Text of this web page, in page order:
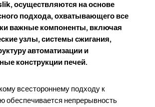
осуществляются на основе
подхода, охватывающего все
важные компоненты, включая
узлы, системы сжигания,
автоматизации и
конструкции печей.
всестороннему подходу к
обеспечивается непрерывность